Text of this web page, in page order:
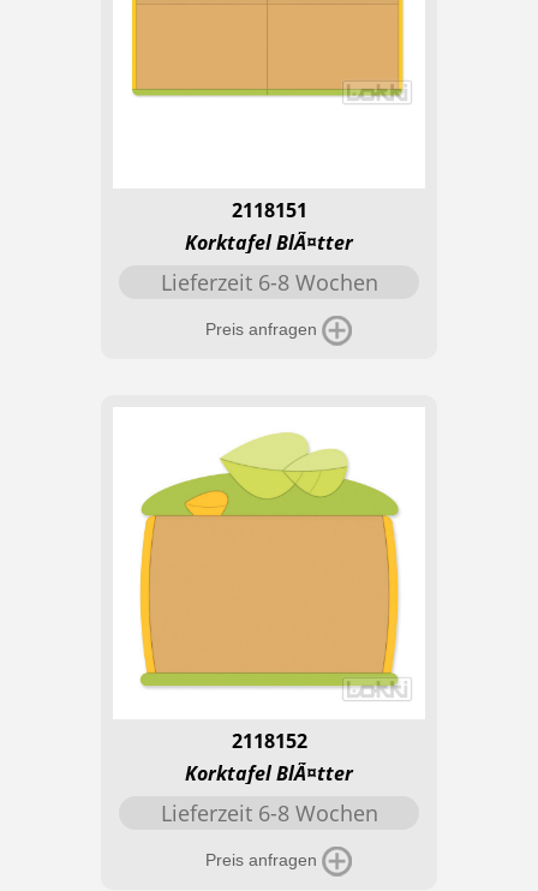
2118151
Korktafel BlÃ¤tter
Lieferzeit 6-8 Wochen
Preis anfragen
2118152
Korktafel BlÃ¤tter
Lieferzeit 6-8 Wochen
Preis anfragen